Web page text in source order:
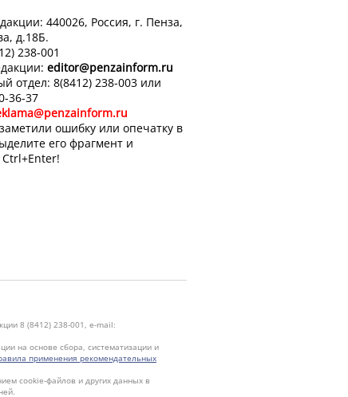
440026, Россия, г. Пенза,
д.18Б.
238-001
editor@penzainform.ru
отдел: 8(8412) 238-003 или
36-37
ошибку или опечатку в
его фрагмент и
8 (8412) 238-001, e-mail:
на основе сбора, систематизации и
применения рекомендательных
cookie-файлов и других данных в